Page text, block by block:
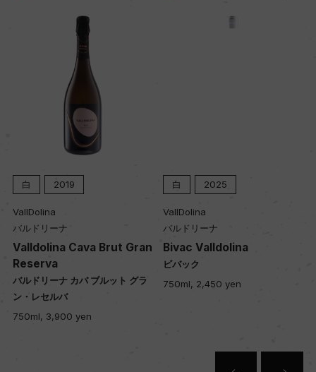
白 2019
VallDolina
バルドリーナ
Valldolina Cava Brut Gran
Reserva
バルドリーナ カバ ブルット グラ
ン・レセルバ
750ml, 3,900 yen
白 2025
VallDolina
バルドリーナ
Bivac Valldolina
ビバック
750ml, 2,450 yen